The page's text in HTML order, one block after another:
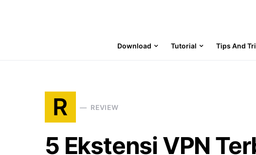
Download Tutorial Tips And
R REVIEW
5 Ekstensi VPN